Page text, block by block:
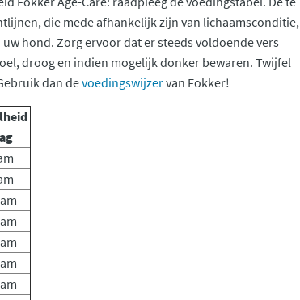
die mede afhankelijk zijn van lichaamsconditie,
hond. Zorg ervoor dat er steeds voldoende vers
droog en indien mogelijk donker bewaren. Twijfel
dan devoedingswijzervan Fokker!